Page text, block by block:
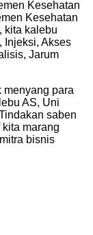
Kesehatan
Kesehatan
kita kalebu
Injeksi, Akses
Jarum
menyang para
AS, Uni
saben
marang
bisnis